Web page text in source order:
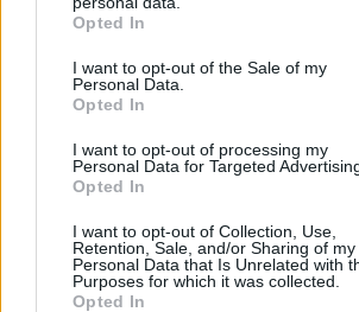
grant or deny consent to Google and its
use your data for below specified
consent section.
Opted In
I want to opt-out of the Sale of my
Personal Data.
Opted In
I want to opt-out of processing my
Personal Data for Targeted
Opted In
I want to opt-out of Collection, Use,
Retention, Sale, and/or Sharing of my
Personal Data that Is Unrelated with
Purposes for which it was collected.
Opted In